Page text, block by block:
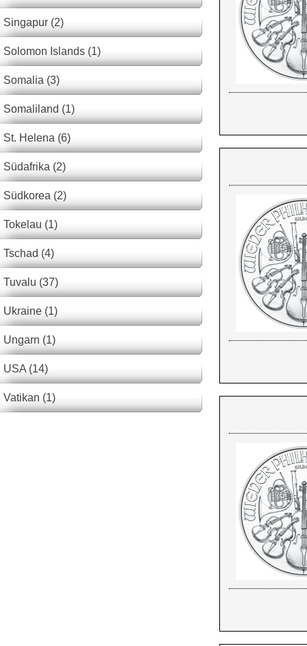
Singapur (2)
Solomon Islands (1)
Somalia (3)
Somaliland (1)
St. Helena (6)
Südafrika (2)
Südkorea (2)
Tokelau (1)
Tschad (4)
Tuvalu (37)
Ukraine (1)
Ungarn (1)
USA (14)
Vatikan (1)